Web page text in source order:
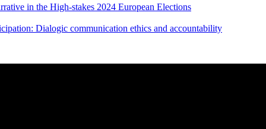
in the High-stakes 2024 European Elections
Dialogic communication ethics and accountability